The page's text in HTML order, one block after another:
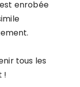
enrobée
tous les
!